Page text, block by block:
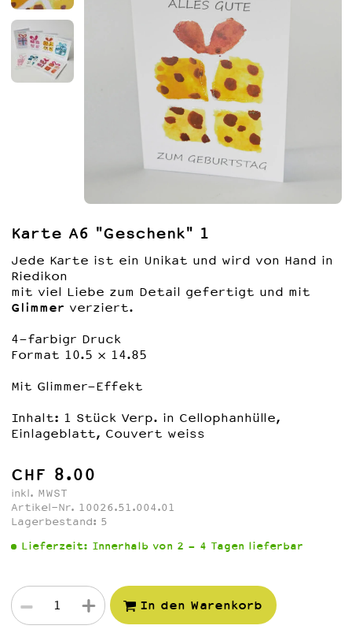
Vinyl
Technik
Geschenkgutschein
BigBag Leinen
Brotsäckli
Atelier Kollektion 26
Notizbücher Papier
Notizbücher A5
Notitzbücher A6
Notizbücher Kork
Notizbücher A4 Kork
Notizbücher A5 Kork
Deko & Geschenke
Kundenaufträge
Karte A6 "Geschenk" 1
Jede Karte ist ein Unikat und wird von Hand in
Riedikon
mit viel Liebe zum Detail gefertigt und mit
Glimmer verziert.
4-farbigr Druck
Format 10.5 x 14.85
Mit Glimmer-Effekt
Inhalt: 1 Stück Verp. in Cellophanhülle,
Einlageblatt, Couvert weiss
CHF 8.00
inkl. MWST
Artikel-Nr. 10026.51.004.01
Lagerbestand: 5
Lieferzeit: Innerhalb von 2 - 4 Tagen lieferbar
- + In den Warenkorb